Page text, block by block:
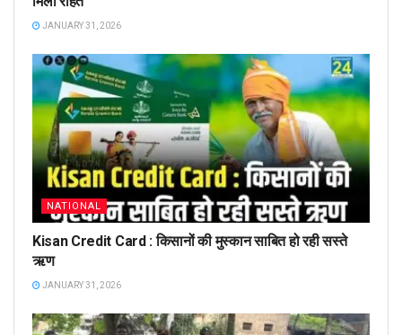
JANUARY 31, 2026
NATIONAL
Kisan Credit Card : किसानों की मुस्कान साबित हो रही सस्ते
ऋण
JANUARY 31, 2026